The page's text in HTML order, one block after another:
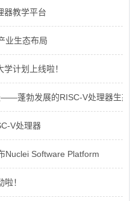
器教学平台
业生态布局
计划上线啦！
蓬勃发展的RISC-V处理器生态
V处理器
Nuclei Software Platform
！